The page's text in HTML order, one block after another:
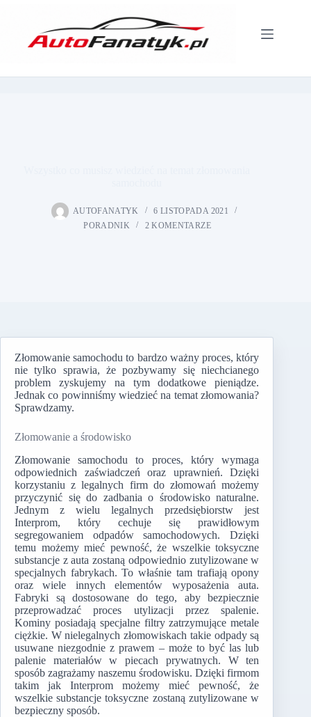
AUTOFANATYK
6 LISTOPADA 2021
PORADNIK
2 KOMENTARZE
Złomowanie samochodu to bardzo ważny proces, który
nie tylko sprawia, że pozbywamy się niechcianego
problem zyskujemy na tym dodatkowe pieniądze.
Jednak co powinniśmy wiedzieć na temat złomowania?
Sprawdzamy.
Złomowanie a środowisko
Złomowanie samochodu to proces, który wymaga
odpowiednich zaświadczeń oraz uprawnień. Dzięki
korzystaniu z legalnych firm do złomowań możemy
przyczynić się do zadbania o środowisko naturalne.
Jednym z wielu legalnych przedsiębiorstw jest
Interprom, który cechuje się prawidłowym
segregowaniem odpadów samochodowych. Dzięki
temu możemy mieć pewność, że wszelkie toksyczne
substancje z auta zostaną odpowiednio zutylizowane w
specjalnych fabrykach. To właśnie tam trafiają opony
oraz wiele innych elementów wyposażenia auta.
Fabryki są dostosowane do tego, aby bezpiecznie
przeprowadzać proces utylizacji przez spalenie.
Kominy posiadają specjalne filtry zatrzymujące metale
ciężkie. W nielegalnych złomowiskach takie odpady są
usuwane niezgodnie z prawem – może to być las lub
palenie materiałów w piecach prywatnych. W ten
sposób zagrażamy naszemu środowisku. Dzięki firmom
takim jak Interprom możemy mieć pewność, że
wszelkie substancje toksyczne zostaną zutylizowane w
bezpieczny sposób.